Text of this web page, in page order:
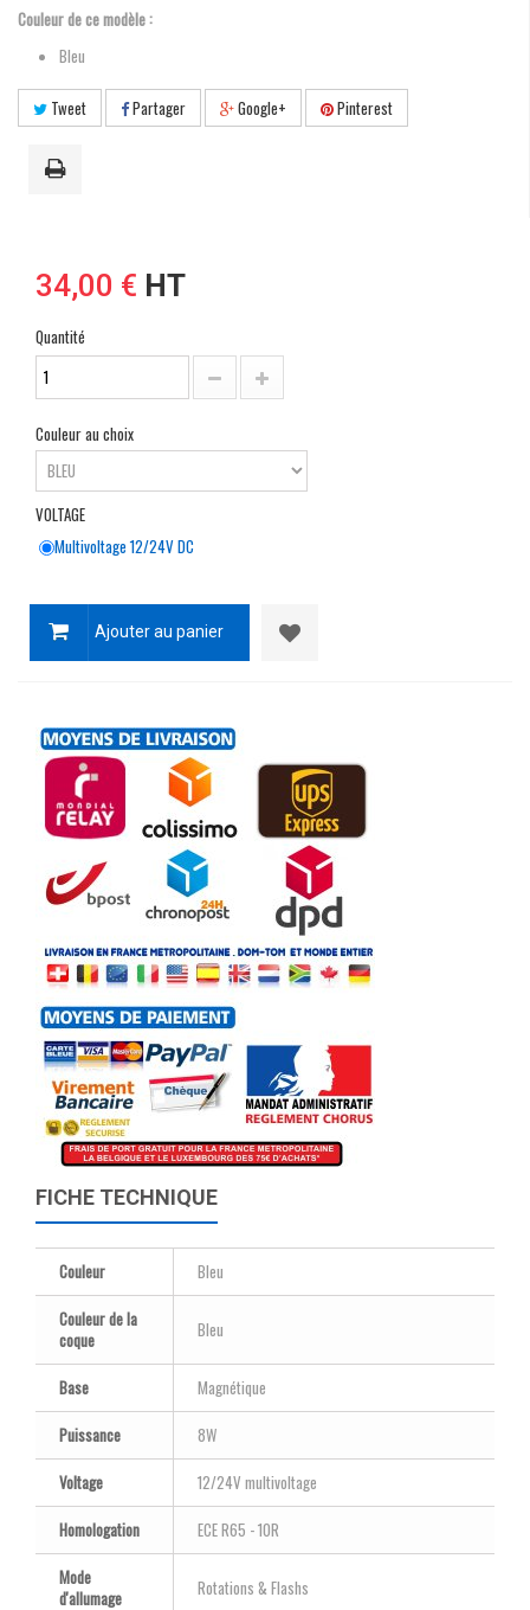
Couleur de ce modèle :
Bleu
Tweet Partager Google+ Pinterest
34,00 € HT
Quantité
Couleur au choix
VOLTAGE
Multivoltage 12/24V DC
Ajouter au panier
FICHE TECHNIQUE
Couleur
Bleu
Couleur de la
coque
Bleu
Base
Magnétique
Puissance
8W
Voltage
12/24V multivoltage
Homologation
ECE R65 - 10R
Mode
d'allumage
Rotations & Flashs